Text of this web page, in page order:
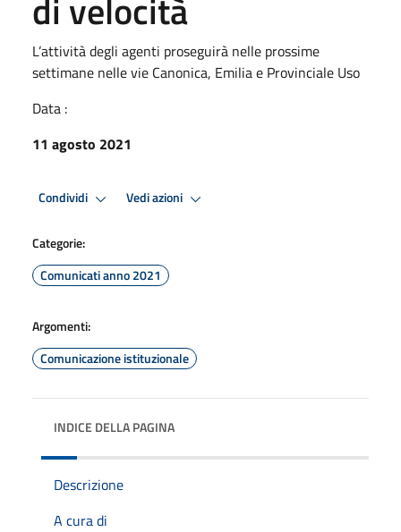
L’attività degli agenti proseguirà nelle prossime
settimane nelle vie Canonica, Emilia e Provinciale Uso
Data :
11 agosto 2021
Condividi Vedi azioni
Categorie:
Comunicati anno 2021
Argomenti:
Comunicazione istituzionale
INDICE DELLA PAGINA
Descrizione
A cura di